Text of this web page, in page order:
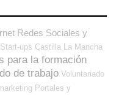
Redes Sociales y
Start-ups Castilla La Mancha
para la formación
de trabajo Voluntariado
Portales y